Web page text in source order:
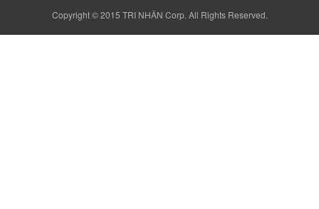
Copyright © 2015 TRI NHÂN Corp. All Rights Reserved.